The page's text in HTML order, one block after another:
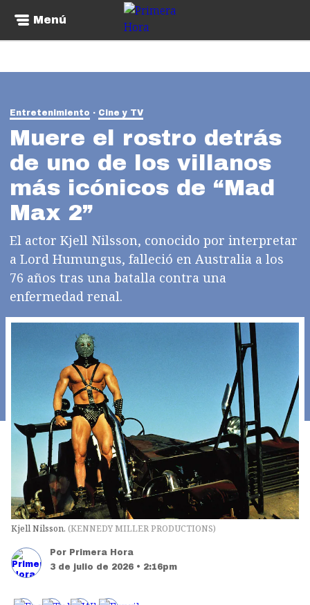
Menú
Entretenimiento Cine y TV
Muere el rostro detrás
de uno de los villanos
más icónicos de “Mad
Max 2”
El actor Kjell Nilsson, conocido por interpretar
a Lord Humungus, falleció en Australia a los
76 años tras una batalla contra una
enfermedad renal.
Kjell Nilsson. (KENNEDY MILLER PRODUCTIONS)
Por Primera Hora
3 de julio de 2026 • 2:16pm